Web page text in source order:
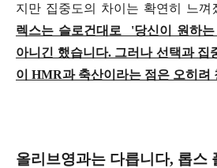
지만 집중도의 차이는 확연히 느껴
렉스는 슬로건대로 '당신이 원하
아니긴 했습니다. 그러나 선택과 집
이 HMR과 축산이라는 점은 오히려
올리브영과는 다릅니다, 롭스